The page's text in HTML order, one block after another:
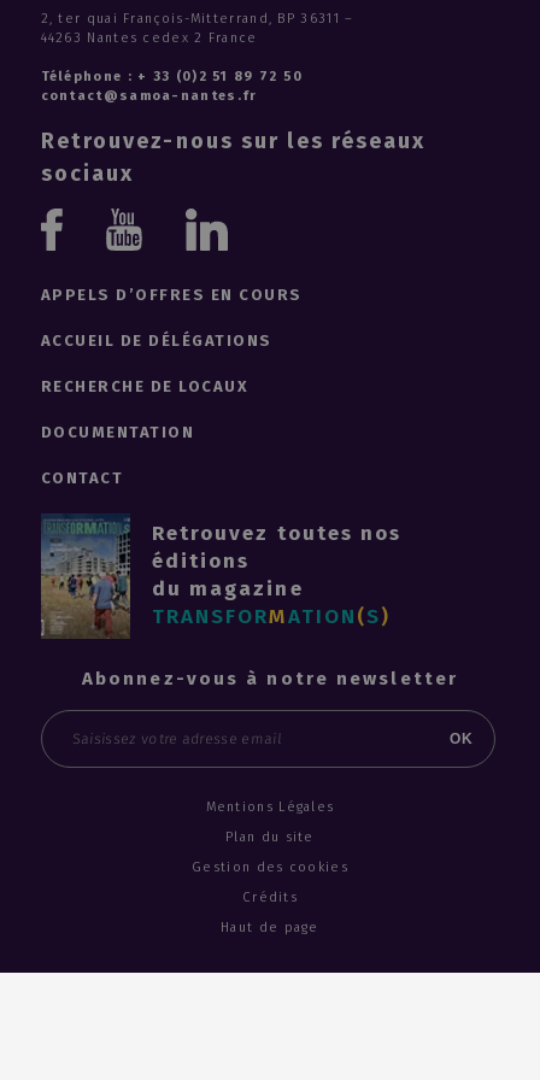
2, ter quai François-Mitterrand, BP 36311 –
44263 Nantes cedex 2 France
Téléphone : + 33 (0)2 51 89 72 50
contact@samoa-nantes.fr
Retrouvez-nous sur les réseaux
sociaux
YoutubeLinkedin
APPELS D’OFFRES EN COURS
ACCUEIL DE DÉLÉGATIONS
RECHERCHE DE LOCAUX
DOCUMENTATION
CONTACT
Retrouvez toutes nos
éditions
du magazine
TRANSFORMATION(S)
Abonnez-vous à notre newsletter
Email
OK
Mentions Légales
Plan du site
Gestion des cookies
Crédits
Haut de page